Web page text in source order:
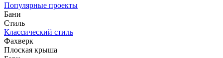
Популярные проекты
Бани
Стиль
Классический стиль
Фахверк
Плоская крыша